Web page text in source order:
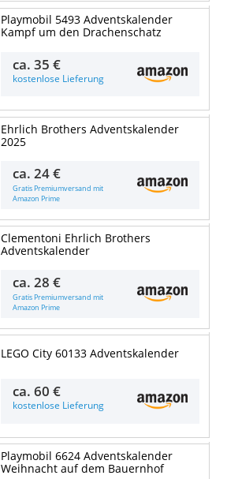
Playmobil 5493 Adventskalender
Kampf um den Drachenschatz
ca.35 €
kostenlose Lieferung
Ehrlich Brothers Adventskalender
2025
ca.24 €
Gratis Premiumversand mit
Amazon Prime
Clementoni Ehrlich Brothers
Adventskalender
ca.28 €
Gratis Premiumversand mit
Amazon Prime
LEGO City 60133 Adventskalender
ca.60 €
kostenlose Lieferung
Playmobil 6624 Adventskalender
Weihnacht auf dem Bauernhof